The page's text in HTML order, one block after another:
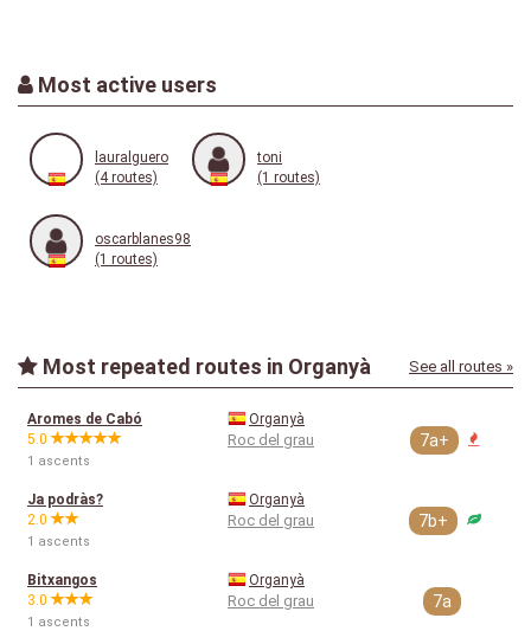
Most active users
lauralguero
(4 routes)
toni
(1 routes)
oscarblanes98
(1 routes)
Most repeated routes in Organyà See all routes »
Aromes de Cabó
5.0
1 ascents
Organyà
Roc del grau 7a+
Ja podràs?
2.0
1 ascents
Organyà
Roc del grau 7b+
Bitxangos
3.0
1 ascents
Organyà
Roc del grau 7a